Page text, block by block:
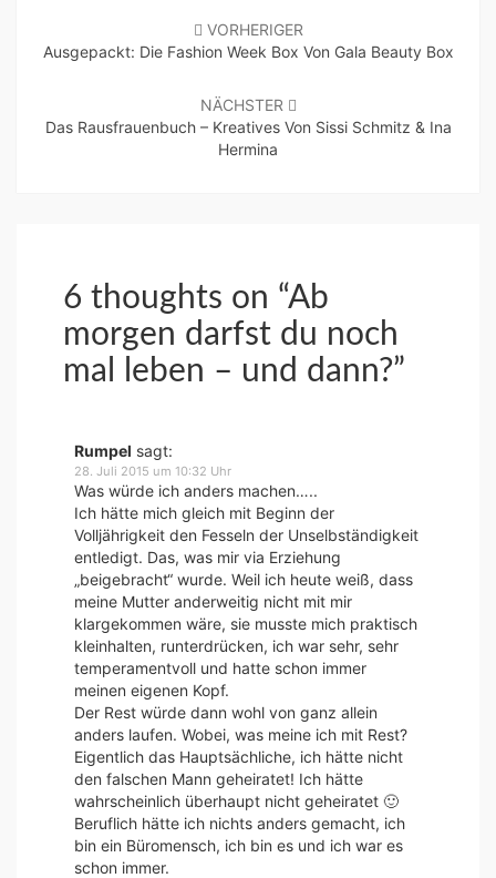
VORHERIGER
Ausgepackt: Die Fashion Week Box Von Gala Beauty Box
NÄCHSTER
Das Rausfrauenbuch – Kreatives Von Sissi Schmitz & Ina
Hermina
6 thoughts on “Ab
morgen darfst du noch
mal leben – und dann?”
Rumpel sagt:
28. Juli 2015 um 10:32 Uhr
Was würde ich anders machen…..
Ich hätte mich gleich mit Beginn der
Volljährigkeit den Fesseln der Unselbständigkeit
entledigt. Das, was mir via Erziehung
„beigebracht“ wurde. Weil ich heute weiß, dass
meine Mutter anderweitig nicht mit mir
klargekommen wäre, sie musste mich praktisch
kleinhalten, runterdrücken, ich war sehr, sehr
temperamentvoll und hatte schon immer
meinen eigenen Kopf.
Der Rest würde dann wohl von ganz allein
anders laufen. Wobei, was meine ich mit Rest?
Eigentlich das Hauptsächliche, ich hätte nicht
den falschen Mann geheiratet! Ich hätte
wahrscheinlich überhaupt nicht geheiratet 🙂
Beruflich hätte ich nichts anders gemacht, ich
bin ein Büromensch, ich bin es und ich war es
schon immer.